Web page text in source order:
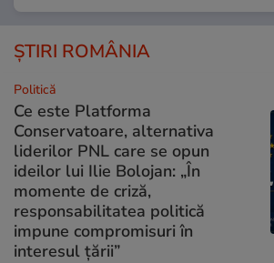
ȘTIRI ROMÂNIA
Politică
Ce este Platforma
Conservatoare, alternativa
liderilor PNL care se opun
ideilor lui Ilie Bolojan: „În
momente de criză,
responsabilitatea politică
impune compromisuri în
interesul țării”